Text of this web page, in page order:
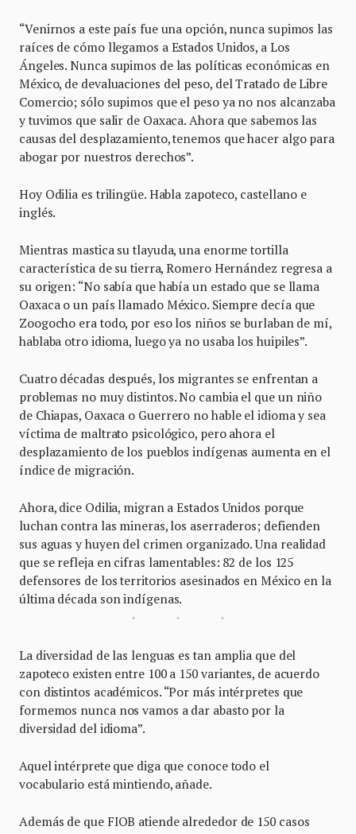
“Venirnos a este país fue una opción, nunca supimos las
raíces de cómo llegamos a Estados Unidos, a Los
Ángeles. Nunca supimos de las políticas económicas en
México, de devaluaciones del peso, del Tratado de Libre
Comercio; sólo supimos que el peso ya no nos alcanzaba
y tuvimos que salir de Oaxaca. Ahora que sabemos las
causas del desplazamiento, tenemos que hacer algo para
abogar por nuestros derechos”.
Hoy Odilia es trilingüe. Habla zapoteco, castellano e
inglés.
Mientras mastica su tlayuda, una enorme tortilla
característica de su tierra, Romero Hernández regresa a
su origen: “No sabía que había un estado que se llama
Oaxaca o un país llamado México. Siempre decía que
Zoogocho era todo, por eso los niños se burlaban de mí,
hablaba otro idioma, luego ya no usaba los huipiles”.
Cuatro décadas después, los migrantes se enfrentan a
problemas no muy distintos. No cambia el que un niño
de Chiapas, Oaxaca o Guerrero no hable el idioma y sea
víctima de maltrato psicológico, pero ahora el
desplazamiento de los pueblos indígenas aumenta en el
índice de migración.
Ahora, dice Odilia, migran a Estados Unidos porque
luchan contra las mineras, los aserraderos; defienden
sus aguas y huyen del crimen organizado. Una realidad
que se refleja en cifras lamentables: 82 de los 125
defensores de los territorios asesinados en México en la
última década son indígenas.
La diversidad de las lenguas es tan amplia que del
zapoteco existen entre 100 a 150 variantes, de acuerdo
con distintos académicos. “Por más intérpretes que
formemos nunca nos vamos a dar abasto por la
diversidad del idioma”.
Aquel intérprete que diga que conoce todo el
vocabulario está mintiendo, añade.
Además de que FIOB atiende alrededor de 150 casos